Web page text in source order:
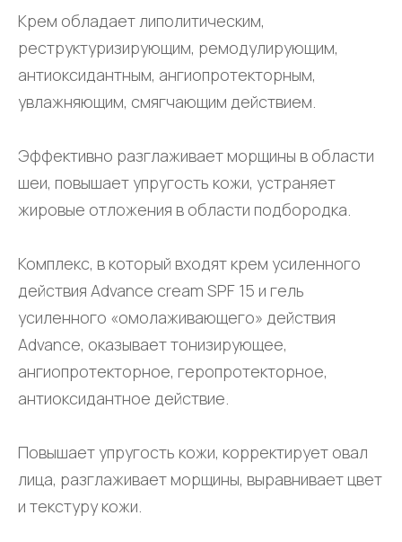
Крем обладает липолитическим,
реструктуризирующим, ремодулирующим,
антиоксидантным, ангиопротекторным,
увлажняющим, смягчающим действием.
Эффективно разглаживает морщины в области
шеи, повышает упругость кожи, устраняет
жировые отложения в области подбородка.
Комплекс, в который входят крем усиленного
действия Advance cream SPF 15 и гель
усиленного «омолаживающего» действия
Advance, оказывает тонизирующее,
ангиопротекторное, геропротекторное,
антиоксидантное действие.
Повышает упругость кожи, корректирует овал
лица, разглаживает морщины, выравнивает цвет
и текстуру кожи.